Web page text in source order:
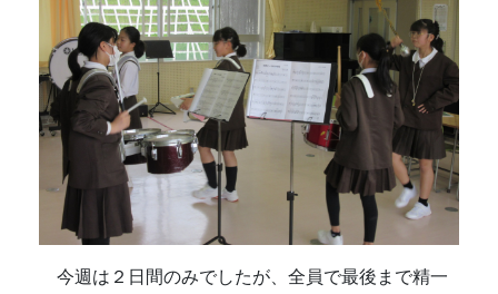
今週は２日間のみでしたが、全員で最後まで精一